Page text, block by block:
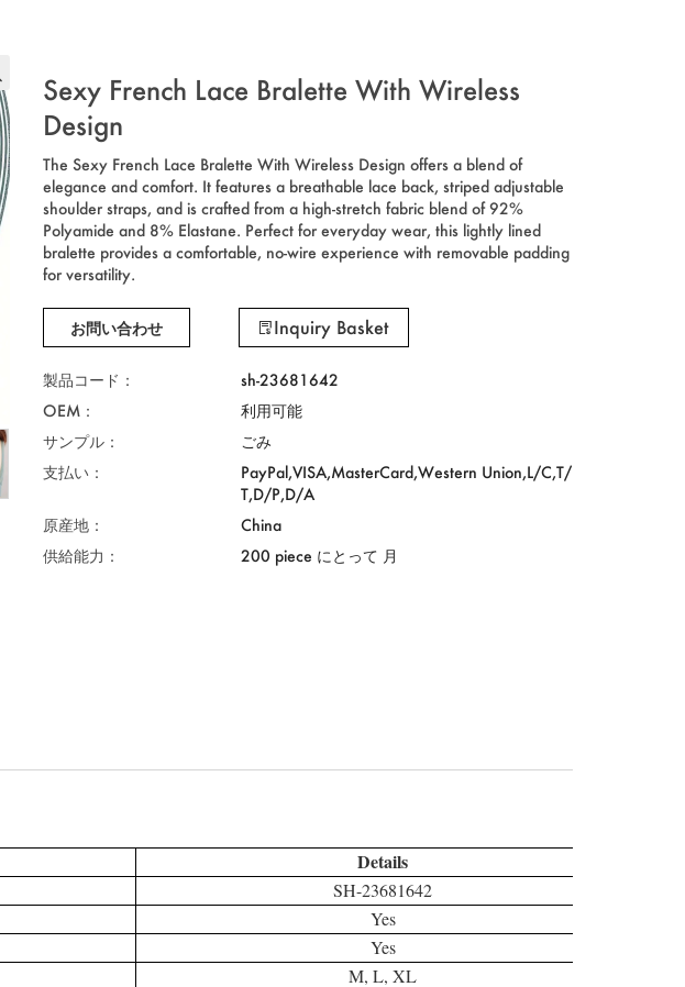
Sexy French Lace Bralette With Wireless
Design
The Sexy French Lace Bralette With Wireless Design offers a blend of
elegance and comfort. It features a breathable lace back, striped adjustable
shoulder straps, and is crafted from a high-stretch fabric blend of 92%
Polyamide and 8% Elastane. Perfect for everyday wear, this lightly lined
bralette provides a comfortable, no-wire experience with removable padding
for versatility.
お問い合わせ Inquiry Basket
製品コード：
sh-23681642
OEM：
利用可能
サンプル：
ごみ
支払い：
PayPal,VISA,MasterCard,Western Union,L/C,T/
T,D/P,D/A
原産地：
China
供給能力：
200 piece にとって 月